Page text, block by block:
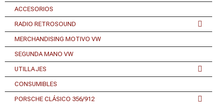
ACCESORIOS
RADIO RETROSOUND
MERCHANDISING MOTIVO VW
SEGUNDA MANO VW
UTILLAJES
CONSUMIBLES
PORSCHE CLÁSICO 356/912